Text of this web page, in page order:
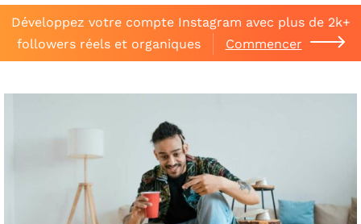
Développez votre compte Instagram avec plus de 2k+
followers réels et organiques
Commencer